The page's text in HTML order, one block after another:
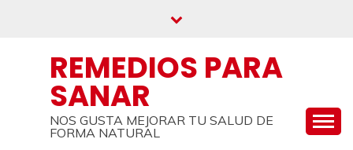
REMEDIOS PARA
SANAR
NOS GUSTA MEJORAR TU SALUD DE
FORMA NATURAL